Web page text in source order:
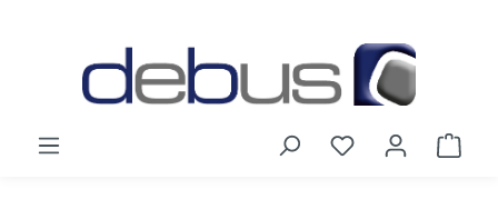
Du hast 0